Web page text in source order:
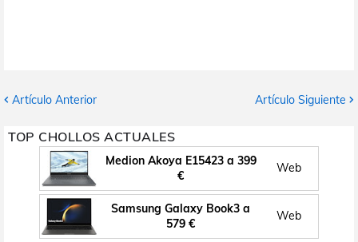
Artículo Anterior Artículo Siguiente
TOP CHOLLOS ACTUALES
Medion Akoya E15423 a 399
€
Web
Samsung Galaxy Book3 a
579 €
Web